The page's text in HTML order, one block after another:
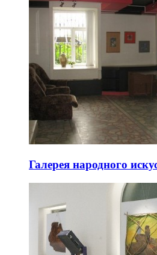
Галерея народного